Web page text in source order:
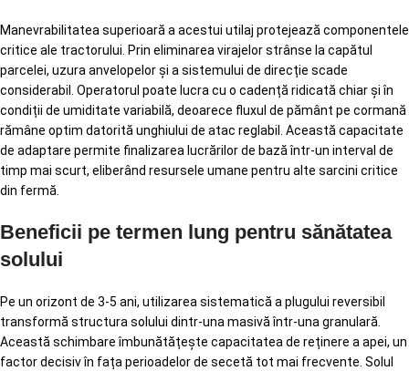
Manevrabilitatea superioară a acestui utilaj protejează componentele
critice ale tractorului. Prin eliminarea virajelor strânse la capătul
parcelei, uzura anvelopelor și a sistemului de direcție scade
considerabil. Operatorul poate lucra cu o cadență ridicată chiar și în
condiții de umiditate variabilă, deoarece fluxul de pământ pe cormană
rămâne optim datorită unghiului de atac reglabil. Această capacitate
de adaptare permite finalizarea lucrărilor de bază într-un interval de
timp mai scurt, eliberând resursele umane pentru alte sarcini critice
din fermă.
Beneficii pe termen lung pentru sănătatea
solului
Pe un orizont de 3-5 ani, utilizarea sistematică a plugului reversibil
transformă structura solului dintr-una masivă într-una granulară.
Această schimbare îmbunătățește capacitatea de reținere a apei, un
factor decisiv în fața perioadelor de secetă tot mai frecvente. Solul